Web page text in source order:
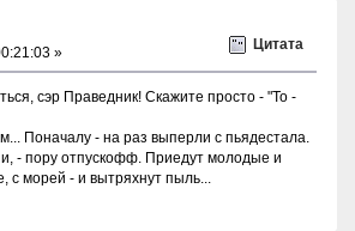
»
Цитата
сэр Праведник! Скажите просто - "То -
Поначалу - на раз выперли с пьядестала.
- пору отпускофф. Приедут молодые и
с морей - и вытряхнут пыль...